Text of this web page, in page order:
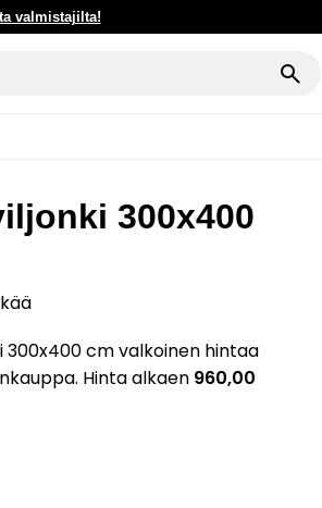
valmistajilta!
300x400
cm valkoinen hintaa
Hinta alkaen 960,00